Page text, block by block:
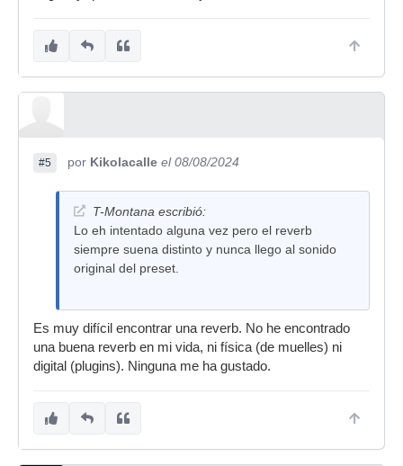
#5 por Kikolacalle el 08/08/2024
T-Montana escribió:
Lo eh intentado alguna vez pero el reverb
siempre suena distinto y nunca llego al sonido
original del preset.
Es muy difícil encontrar una reverb. No he encontrado
una buena reverb en mi vida, ni física (de muelles) ni
digital (plugins). Ninguna me ha gustado.